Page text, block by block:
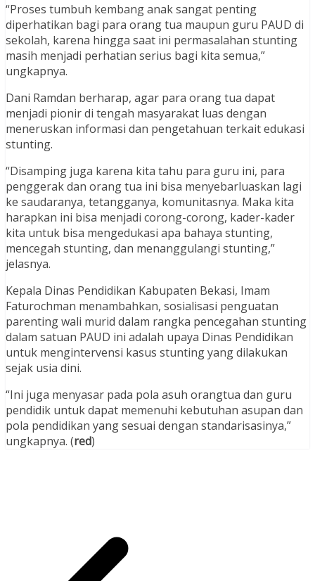
“Proses tumbuh kembang anak sangat penting
diperhatikan bagi para orang tua maupun guru PAUD di
sekolah, karena hingga saat ini permasalahan stunting
masih menjadi perhatian serius bagi kita semua,”
ungkapnya.
Dani Ramdan berharap, agar para orang tua dapat
menjadi pionir di tengah masyarakat luas dengan
meneruskan informasi dan pengetahuan terkait edukasi
stunting.
“Disamping juga karena kita tahu para guru ini, para
penggerak dan orang tua ini bisa menyebarluaskan lagi
ke saudaranya, tetangganya, komunitasnya. Maka kita
harapkan ini bisa menjadi corong-corong, kader-kader
kita untuk bisa mengedukasi apa bahaya stunting,
mencegah stunting, dan menanggulangi stunting,”
jelasnya.
Kepala Dinas Pendidikan Kabupaten Bekasi, Imam
Faturochman menambahkan, sosialisasi penguatan
parenting wali murid dalam rangka pencegahan stunting
dalam satuan PAUD ini adalah upaya Dinas Pendidikan
untuk mengintervensi kasus stunting yang dilakukan
sejak usia dini.
“Ini juga menyasar pada pola asuh orangtua dan guru
pendidik untuk dapat memenuhi kebutuhan asupan dan
pola pendidikan yang sesuai dengan standarisasinya,”
ungkapnya. (red)